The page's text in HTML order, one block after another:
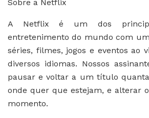
Sobre a Netflix
A Netflix é um dos
entretenimento do mundo com
séries, filmes, jogos e eventos ao
diversos idiomas. Nossos
pausar e voltar a um título
onde quer que estejam, e alterar
momento.